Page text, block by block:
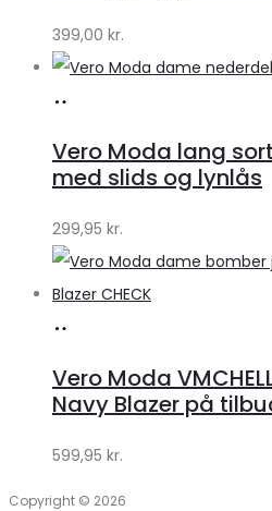
399,00 kr.
Klædeskabet.dk
Vero Moda lang
med slids og lynlås
299,95 kr.
Klædeskabet.dk
Vero Moda
Navy Blazer på
599,95 kr.
Copyright © 2026